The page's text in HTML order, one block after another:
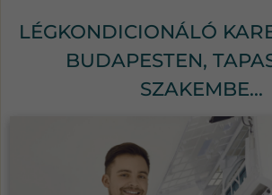
LÉGKONDICIONÁLÓ
BUDAPESTEN,
SZAKEMBE...